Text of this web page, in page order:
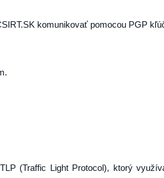
komunikovať pomocou PGP
(Traffic Light Protocol), ktorý